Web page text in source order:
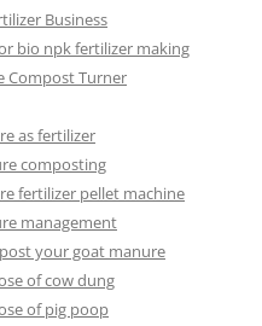
Business
bio npk fertilizer making
Compost Turner
as fertilizer
composting
fertilizer pellet machine
management
your goat manure
of cow dung
of pig poop